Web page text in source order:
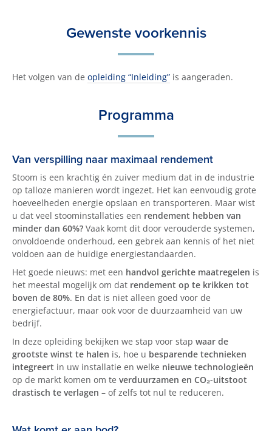
Gewenste voorkennis
Het volgen van de opleiding “Inleiding” is aangeraden.
Programma
Van verspilling naar maximaal rendement
Stoom is een krachtig én zuiver medium dat in de industrie
op talloze manieren wordt ingezet. Het kan eenvoudig grote
hoeveelheden energie opslaan en transporteren. Maar wist
u dat veel stoominstallaties een rendement hebben van
minder dan 60%? Vaak komt dit door verouderde systemen,
onvoldoende onderhoud, een gebrek aan kennis of het niet
voldoen aan de huidige energiestandaarden.
Het goede nieuws: met een handvol gerichte maatregelen is
het meestal mogelijk om dat rendement op te krikken tot
boven de 80%. En dat is niet alleen goed voor de
energiefactuur, maar ook voor de duurzaamheid van uw
bedrijf.
In deze opleiding bekijken we stap voor stap waar de
grootste winst te halen is, hoe u besparende technieken
integreert in uw installatie en welke nieuwe technologieën
op de markt komen om te verduurzamen en CO₂-uitstoot
drastisch te verlagen – of zelfs tot nul te reduceren.